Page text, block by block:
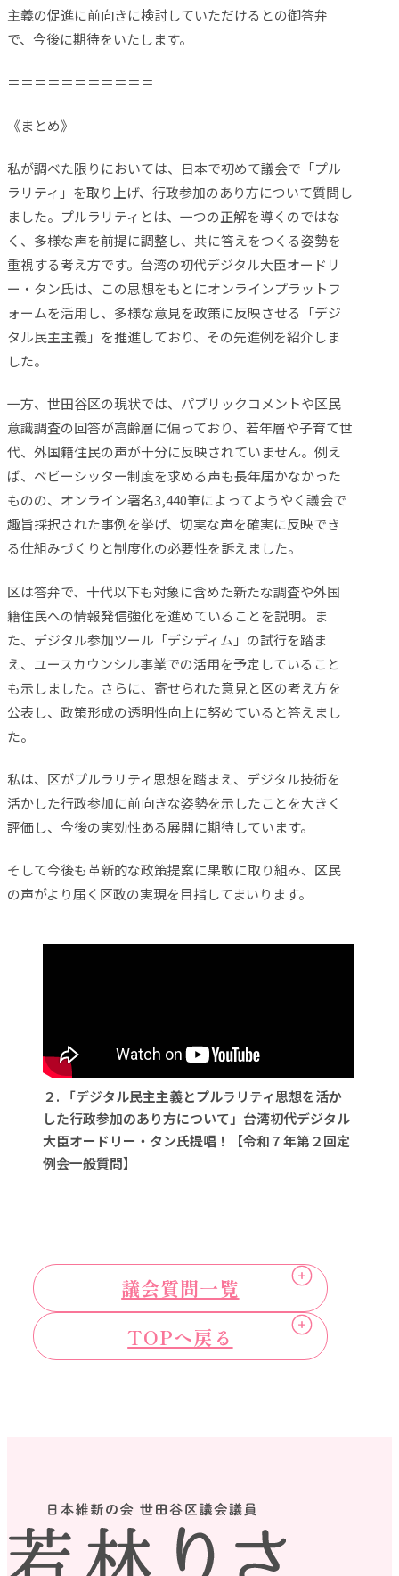
主義の促進に前向きに検討していただけるとの御答弁
で、今後に期待をいたします。
＝＝＝＝＝＝＝＝＝＝＝
《まとめ》
私が調べた限りにおいては、日本で初めて議会で「プル
ラリティ」を取り上げ、行政参加のあり方について質問し
ました。プルラリティとは、一つの正解を導くのではな
く、多様な声を前提に調整し、共に答えをつくる姿勢を
重視する考え方です。台湾の初代デジタル大臣オードリ
ー・タン氏は、この思想をもとにオンラインプラットフ
ォームを活用し、多様な意見を政策に反映させる「デジ
タル民主主義」を推進しており、その先進例を紹介しま
した。
一方、世田谷区の現状では、パブリックコメントや区民
意識調査の回答が高齢層に偏っており、若年層や子育て世
代、外国籍住民の声が十分に反映されていません。例え
ば、ベビーシッター制度を求める声も長年届かなかった
ものの、オンライン署名3,440筆によってようやく議会で
趣旨採択された事例を挙げ、切実な声を確実に反映でき
る仕組みづくりと制度化の必要性を訴えました。
区は答弁で、十代以下も対象に含めた新たな調査や外国
籍住民への情報発信強化を進めていることを説明。ま
た、デジタル参加ツール「デシディム」の試行を踏ま
え、ユースカウンシル事業での活用を予定していること
も示しました。さらに、寄せられた意見と区の考え方を
公表し、政策形成の透明性向上に努めていると答えまし
た。
私は、区がプルラリティ思想を踏まえ、デジタル技術を
活かした行政参加に前向きな姿勢を示したことを大きく
評価し、今後の実効性ある展開に期待しています。
そして今後も革新的な政策提案に果敢に取り組み、区民
の声がより届く区政の実現を目指してまいります。
２. 「デジタル民主主義とプルラリティ思想を活か
した行政参加のあり方について」台湾初代デジタル
大臣オードリー・タン氏提唱！【令和７年第２回定
例会一般質問】
議会質問一覧
TOPへ戻る